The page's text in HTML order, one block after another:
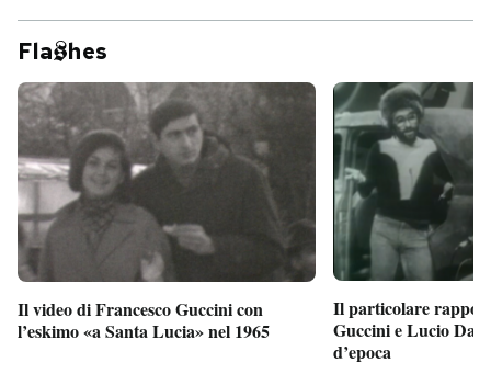
Fla hes
Il video di Francesco Guccini con
l’eskimo «a Santa Lucia» nel 1965
Il particolare
Guccini e Lucio
d’epoca